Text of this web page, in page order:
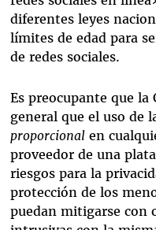
diferentes leyes
límites de edad para
de redes sociales.
Es preocupante que la
general que el uso de
proporcionalen
proveedor de una
riesgos para la
protección de los
puedan mitigarse con